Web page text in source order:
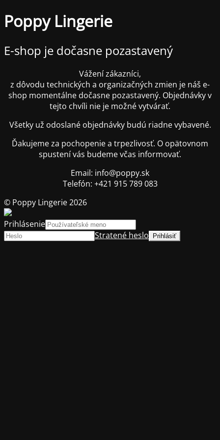
Poppy Lingerie
E-shop je dočasne pozastavený
Vážení zákazníci,
z dôvodu technických a organizačných zmien je náš e-
shop momentálne dočasne pozastavený. Objednávky v
tejto chvíli nie je možné vytvárať.
Všetky už odoslané objednávky budú riadne vybavené.
Ďakujeme za pochopenie a trpezlivosť. O opätovnom
spustení vás budeme včas informovať.
Email: info@poppy.sk
Telefón: +421 915 789 083
© Poppy Lingerie 2026
Prihlásenie
Stratené heslo